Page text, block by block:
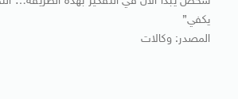
يكفي”
المصدر: وكالات